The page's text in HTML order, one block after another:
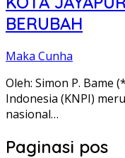
BERUBAH
Maka Cunha
Oleh: Simon P. Bame
Indonesia (KNPI)
nasional…
Paginasi pos